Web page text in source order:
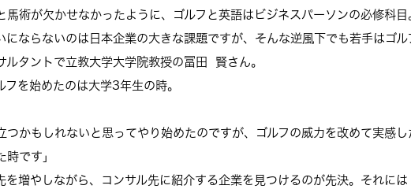
馬術が欠かせなかったように、ゴルフと英語はビジネスパーソンの必修科
にならないのは日本企業の大きな課題ですが、そんな逆風下でも若手はゴ
ルタントで立教大学大学院教授の冨田 賢さん。
を始めたのは大学3年生の時。
つかもしれないと思ってやり始めたのですが、ゴルフの威力を改めて実感
です」
を増やしながら、コンサル先に紹介する企業を見つけるのが先決。それに